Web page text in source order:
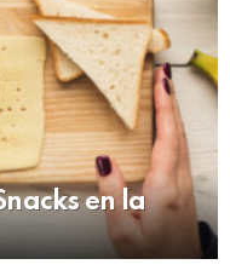
en la